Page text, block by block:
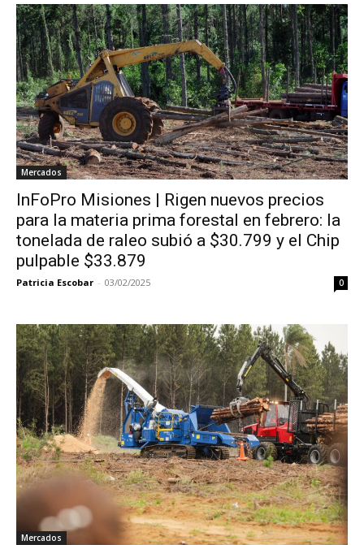
Mercados
InFoPro Misiones | Rigen nuevos precios
para la materia prima forestal en febrero: la
tonelada de raleo subió a $30.799 y el Chip
pulpable $33.879
Patricia Escobar - 03/02/2025 0
Mercados